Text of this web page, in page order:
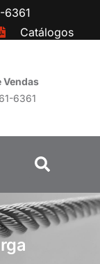
6361
Catálogos
Vendas
6361